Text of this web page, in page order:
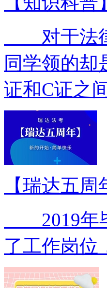
对于法律
同学领的却
证和C证之
【瑞达五
2019年毕
了工作岗位